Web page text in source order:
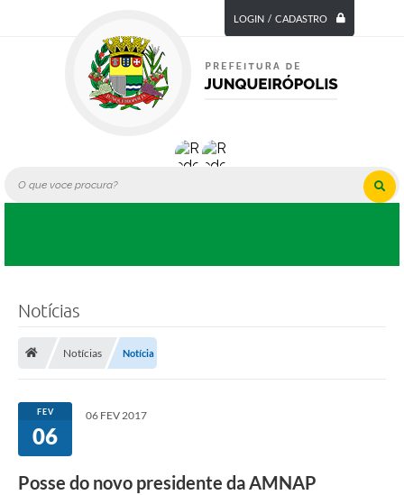
LOGIN / CADASTRO
Notícias
Notícias Notícia
FEV
06
06 FEV 2017
Posse do novo presidente da AMNAP